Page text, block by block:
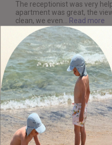
The receptionist was very
apartment was great, the
clean, we even...
Read more
Read All 303 Reviews